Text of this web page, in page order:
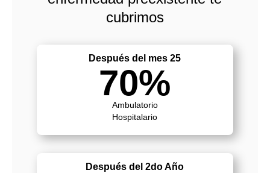
cubrimos
Después del mes 25
70%
Ambulatorio
Hospitalario
Después del 2do Año